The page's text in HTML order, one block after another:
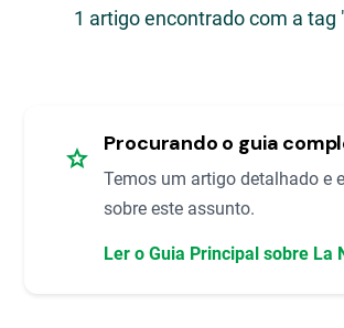
1 artigo encontrado com a tag
star Procurando o guia
Temos um artigo detalhado e
sobre este assunto.
Ler o Guia Principal sobre La